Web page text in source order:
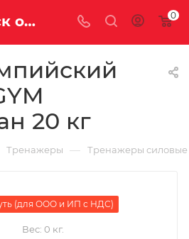
Купить Диск олимпийский BRONZE GYM полиуретан 20 кг за рублей, а со скидкой 0
20 кг
Тренажеры — Тренажеры силовые
(для ООО и ИП с НДС)
Вес: 0 кг.